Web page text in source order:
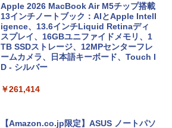
Apple 2026 MacBook Air M5チップ搭載
13インチノートブック：AIとApple Intell
igence、13.6インチLiquid Retinaディ
スプレイ、16GBユニファイドメモリ、1
TB SSDストレージ、12MPセンターフレ
ームカメラ、日本語キーボード、Touch I
D - シルバー
￥261,414
【Amazon.co.jp限定】ASUS ノートパソ